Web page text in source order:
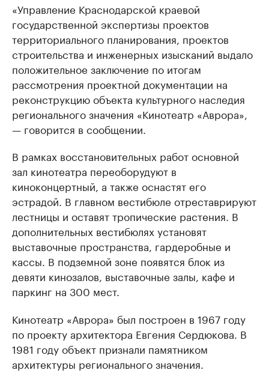
«Управление Краснодарской краевой
государственной экспертизы проектов
территориального планирования, проектов
строительства и инженерных изысканий выдало
положительное заключение по итогам
рассмотрения проектной документации на
реконструкцию объекта культурного наследия
регионального значения «Кинотеатр «Аврора»,
— говорится в сообщении.
В рамках восстановительных работ основной
зал кинотеатра переоборудуют в
киноконцертный, а также оснастят его
эстрадой. В главном вестибюле отреставрируют
лестницы и оставят тропические растения. В
дополнительных вестибюлях установят
выставочные пространства, гардеробные и
кассы. В подземной зоне появятся блок из
девяти кинозалов, выставочные залы, кафе и
паркинг на 300 мест.
Кинотеатр «Аврора» был построен в 1967 году
по проекту архитектора Евгения Сердюкова. В
1981 году объект признали памятником
архитектуры регионального значения.